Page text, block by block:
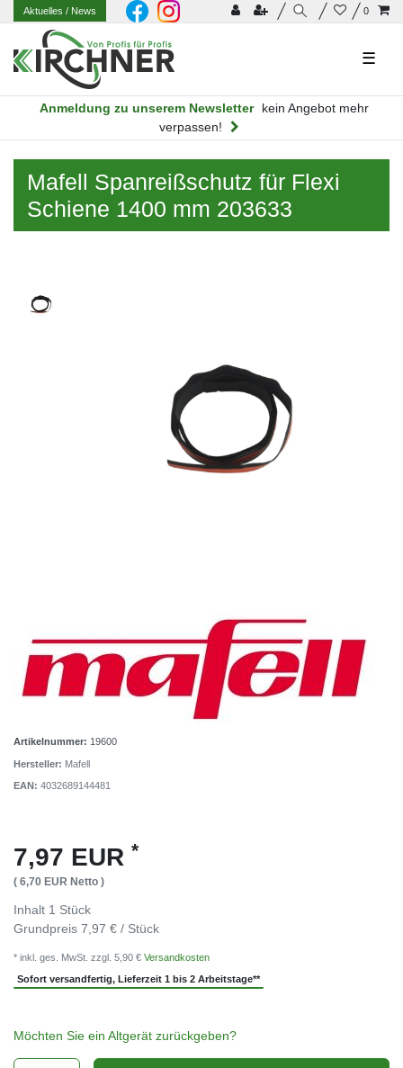
0
Aktuelles/ News
☰
Anmeldung zu unserem Newsletter
kein Angebot mehr
verpassen!
Mafell Spanreißschutz für Flexi
Schiene 1400 mm 203633
Artikelnummer: 19600
Hersteller: Mafell
EAN: 4032689144481
7,97 EUR *
( 6,70 EUR Netto )
Inhalt 1 Stück
Grundpreis 7,97 € / Stück
* inkl. ges. MwSt. zzgl. 5,90 € Versandkosten
Sofort versandfertig, Lieferzeit 1 bis 2 Arbeitstage**
Möchten Sie ein Altgerät zurückgeben?